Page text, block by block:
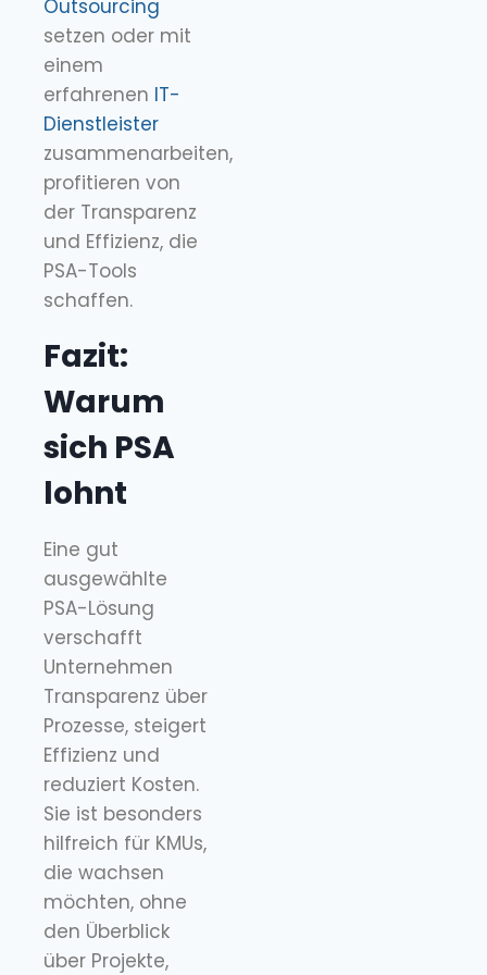
Outsourcing
setzen oder mit
einem
erfahrenen IT-
Dienstleister
zusammenarbeiten,
profitieren von
der Transparenz
und Effizienz, die
PSA-Tools
schaffen.
Fazit:
Warum
sich PSA
lohnt
Eine gut
ausgewählte
PSA-Lösung
verschafft
Unternehmen
Transparenz über
Prozesse, steigert
Effizienz und
reduziert Kosten.
Sie ist besonders
hilfreich für KMUs,
die wachsen
möchten, ohne
den Überblick
über Projekte,